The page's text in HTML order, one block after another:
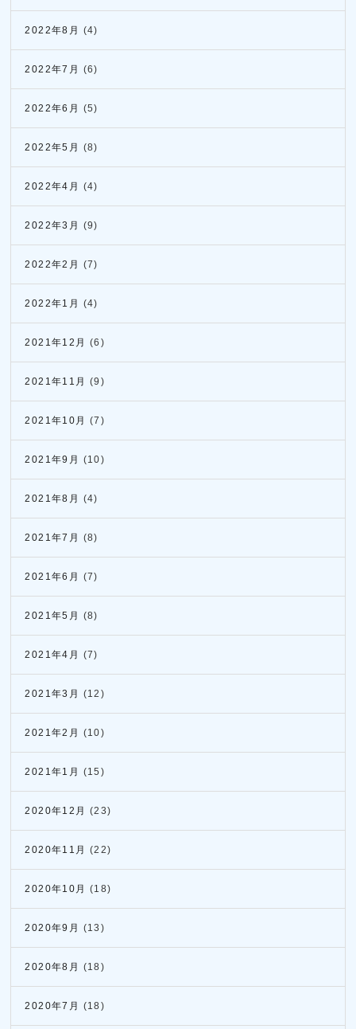
2022年8月 (4)
2022年7月 (6)
2022年6月 (5)
2022年5月 (8)
2022年4月 (4)
2022年3月 (9)
2022年2月 (7)
2022年1月 (4)
2021年12月 (6)
2021年11月 (9)
2021年10月 (7)
2021年9月 (10)
2021年8月 (4)
2021年7月 (8)
2021年6月 (7)
2021年5月 (8)
2021年4月 (7)
2021年3月 (12)
2021年2月 (10)
2021年1月 (15)
2020年12月 (23)
2020年11月 (22)
2020年10月 (18)
2020年9月 (13)
2020年8月 (18)
2020年7月 (18)